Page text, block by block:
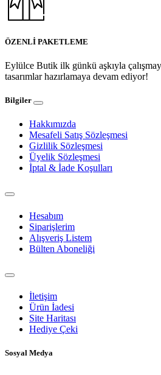
ÖZENLİ PAKETLEME
Eylülce Butik ilk günkü aşkıyla
tasarımlar hazırlamaya devam ediyor!
Bilgiler
Hakkımızda
Mesafeli Satış Sözleşmesi
Gizlilik Sözleşmesi
Üyelik Sözleşmesi
İptal & İade Koşulları
Hesabım
Siparişlerim
Alışveriş Listem
Bülten Aboneliği
İletişim
Ürün İadesi
Site Haritası
Hediye Çeki
Sosyal Medya